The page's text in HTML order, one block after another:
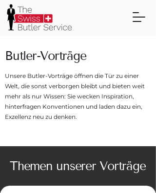
Butler-Vorträge
Unsere Butler-Vorträge öffnen die Tür zu einer
Welt, die sonst verborgen bleibt und bieten weit
mehr als nur Wissen: Sie wecken Inspiration,
hinterfragen Konventionen und laden dazu ein,
Exzellenz neu zu denken.
Themen unserer Vorträge